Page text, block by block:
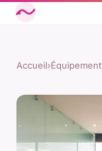
Accueil›Équipement